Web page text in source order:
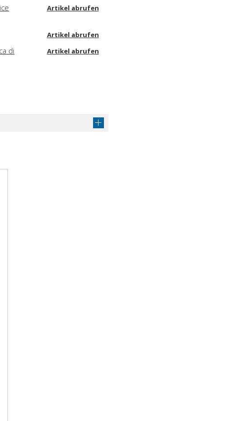
Artikel abrufen
Artikel abrufen
di
Artikel abrufen